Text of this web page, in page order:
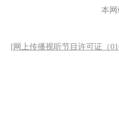
本
[网上传播视听节目许可证（